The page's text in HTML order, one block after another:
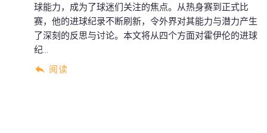
球能力，成为了球迷们关注的焦点。从热身赛到正式比
赛，他的进球纪录不断刷新，令外界对其能力与潜力产生
了深刻的反思与讨论。本文将从四个方面对霍伊伦的进球
纪...
阅读